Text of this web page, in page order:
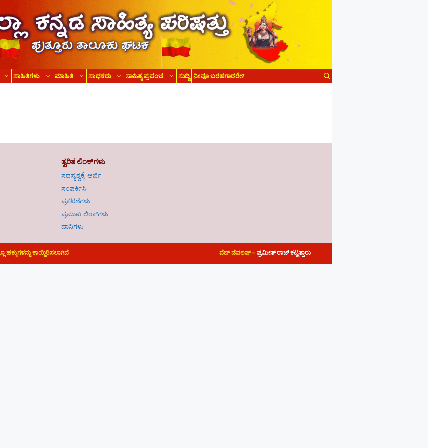
ಸಾಹಿತಿಗಳು ಮಾಹಿತಿ ಸಾಧಕರು ಸಾಹಿತ್ಯ ಪ್ರಪಂಚ ಸುದ್ದಿ ನೀವೂ ಬರಹಗಾರರೇ?
ತ್ವರಿತ ಲಿಂಕ್‌ಗಳು
ಸದಸ್ಯತ್ವಕ್ಕೆ ಅರ್ಜಿ
ಸಂಪರ್ಕಿಸಿ
ಪ್ರಕಟಣೆಗಳು
ಪ್ರಮುಖ ಲಿಂಕ್‌ಗಳು
ದಾನಿಗಳು
ವೆಬ್ ಡೆವಲಪ್ – ಪ್ರಮೀತ್ ರಾಜ್ ಕಟ್ಟತ್ತಾರು
ಹಕ್ಕುಗಳನ್ನು ಕಾಯ್ದಿರಿಸಲಾಗಿದೆ